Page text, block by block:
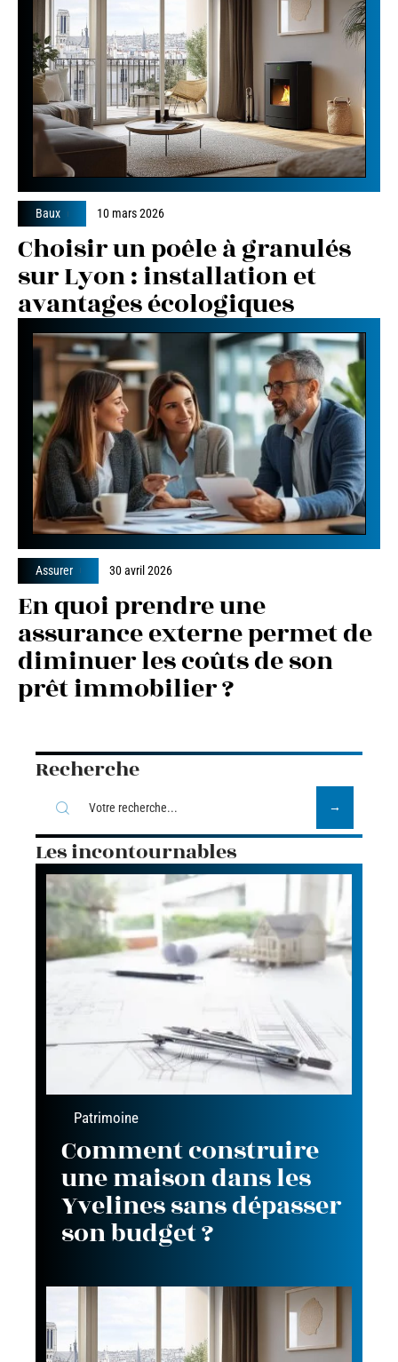
Baux 10 mars 2026
Choisir un poêle à granulés
sur Lyon : installation et
avantages écologiques
Assurer 30 avril 2026
En quoi prendre une
assurance externe permet de
diminuer les coûts de son
prêt immobilier ?
Recherche
Les incontournables
Patrimoine
Comment construire
une maison dans les
Yvelines sans dépasser
son budget ?